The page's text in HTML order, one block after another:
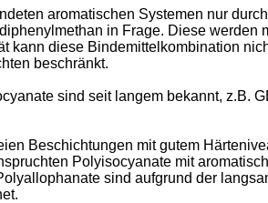
aromatischen Systemen nur
in Frage. Diese werden
kann diese Bindemittelkombination
beschränkt.
sind seit langem bekannt, z.B.
Beschichtungen mit gutem
Polyisocyanate mit
sind aufgrund der